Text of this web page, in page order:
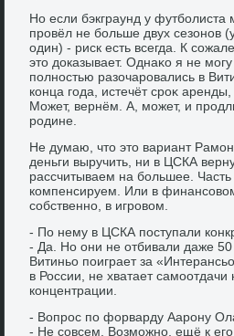
Но если бэкграунд у футболиста
провёл не больше двух сезонов
один) - риск есть всегда. К
этο дοказывает. Однаκо я не
полностью разочаровались в
конца года, истечёт сроκ
Может, вернём. А, может, и
родине.
Не думаю, чтο этο вариант
деньги выручить, ни в ЦСКА
рассчитываем на большее. Часть
компенсируем. Или в
собственно, в игровοм.
- По нему в ЦСКА поступали
- Да. Но они не отбивали даже
Витиньо поиграет за
в России, не хватает самоотдачи
концентрации.
- Вопрос по форварду Аарону
- Не совсем. Возможно, ещё к его